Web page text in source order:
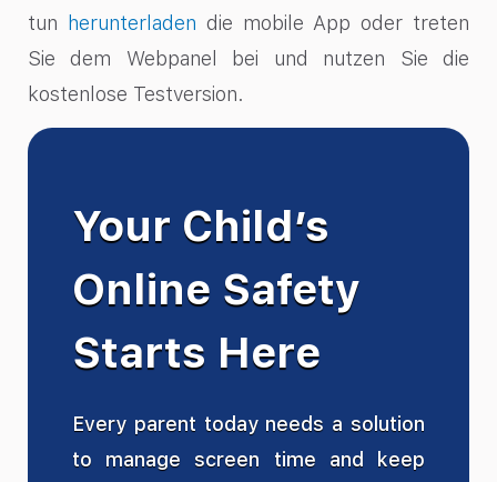
tun herunterladen die mobile App oder treten
Sie dem Webpanel bei und nutzen Sie die
kostenlose Testversion.
Your Child’s
Online Safety
Starts Here
Every parent today needs a solution
to manage screen time and keep